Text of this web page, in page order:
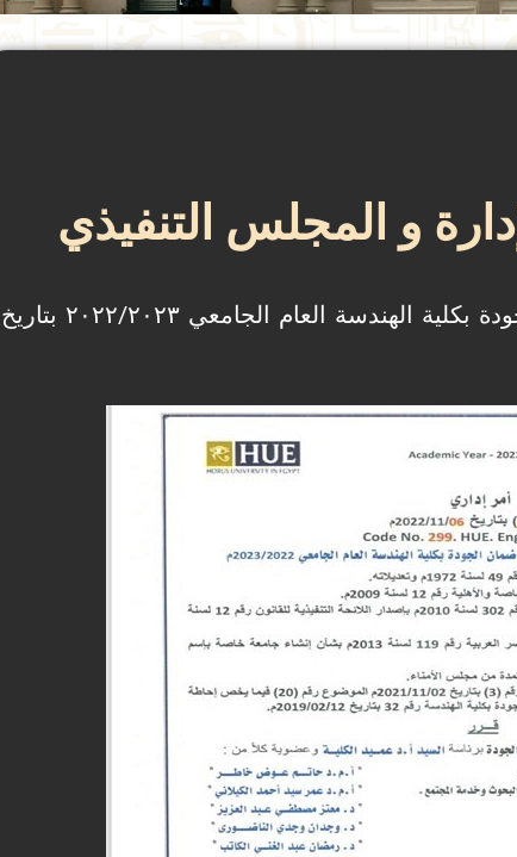
و المجلس التنفيذي
تحديث تشكيل مجلس إدارة وحدة ضمان الجودة بكلية الهندسة العام الجامعي ٢٠٢٢/٢٠٢٣ بتاريخ